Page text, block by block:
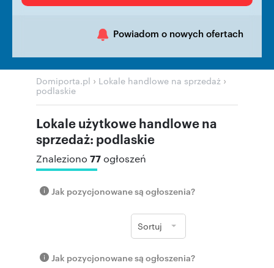
Powiadom o nowych ofertach
Domiporta.pl › Lokale handlowe na sprzedaż ›
podlaskie
Lokale użytkowe handlowe na
sprzedaż: podlaskie
Znaleziono 77ogłoszeń
Jak pozycjonowane są ogłoszenia?
Sortuj
Jak pozycjonowane są ogłoszenia?